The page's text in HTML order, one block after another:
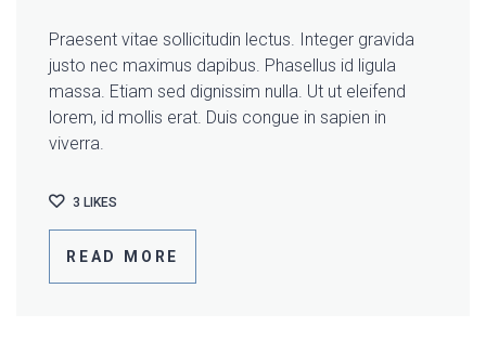
Praesent vitae sollicitudin lectus. Integer gravida
justo nec maximus dapibus. Phasellus id ligula
massa. Etiam sed dignissim nulla. Ut ut eleifend
lorem, id mollis erat. Duis congue in sapien in
viverra.
READ MORE
3 LIKES